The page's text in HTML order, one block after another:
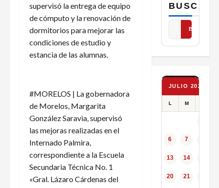
supervisó la entrega de equipo
de cómputo y la renovación de
dormitorios para mejorar las
condiciones de estudio y
estancia de las alumnas.
#MORELOS | La gobernadora
de Morelos, Margarita
González Saravia, supervisó
las mejoras realizadas en el
Internado Palmira,
correspondiente a la Escuela
Secundaria Técnica No. 1
«Gral. Lázaro Cárdenas del
BUSCAR
BUSCAR
JULIO 2026
L M
6 7
13 14
20 21